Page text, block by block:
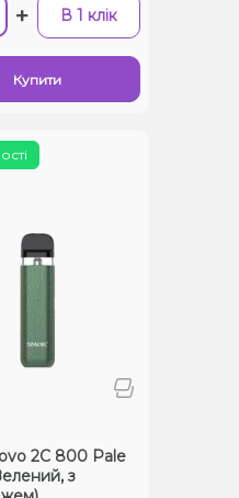
+ В 1 клік
Купити
2C 800 Pale
з